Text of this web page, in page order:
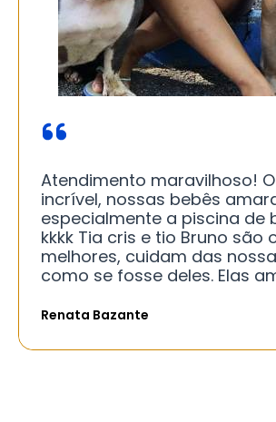
Atendimento maravilhoso!
incrível, nossas bebês
especialmente a piscina de
kkkk Tia cris e tio Bruno são
melhores, cuidam das
como se fosse deles. Elas
Renata Bazante